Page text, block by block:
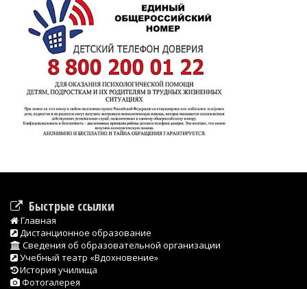
Быстрые ссылки
Главная
Дистанционное образование
Сведения об образовательной организации
Учебный театр «Вдохновение»
История училища
Фотогалерея